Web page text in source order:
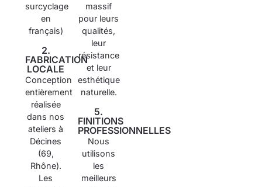
surcyclage
en
français)
2.
FABRICATION
LOCALE
Conception
entièrement
réalisée
dans nos
ateliers à
Décines
(69,
Rhône).
Les
massif
pour leurs
qualités,
leur
résistance
et leur
esthétique
naturelle.
5.
FINITIONS
PROFESSIONNELLES
Nous
utilisons
les
meilleurs